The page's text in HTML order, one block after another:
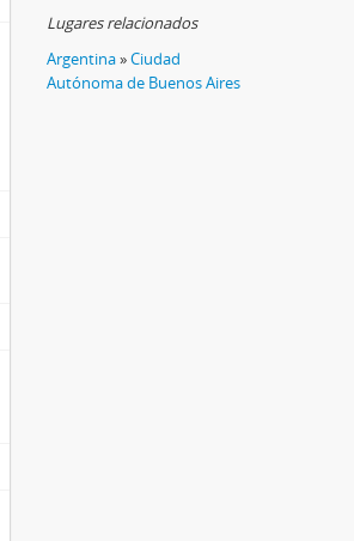
Lugares relacionados
Argentina»Ciudad
Autónoma de Buenos Aires